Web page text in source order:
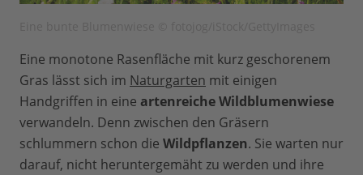
Eine monotone Rasenfläche mit kurz geschorenem
Gras lässt sich im Naturgarten mit einigen
Handgriffen in eine artenreiche Wildblumenwiese
verwandeln. Denn zwischen den Gräsern
schlummern schon die Wildpflanzen. Sie warten nur
darauf, nicht heruntergemäht zu werden und ihre